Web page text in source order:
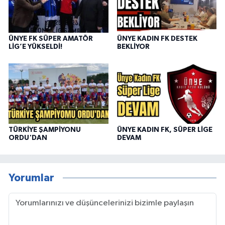
ÜNYE FK SÜPER AMATÖR
LİG’E YÜKSELDİ!
ÜNYE KADIN FK DESTEK
BEKLİYOR
TÜRKİYE ŞAMPİYONU
ORDU'DAN
ÜNYE KADIN FK, SÜPER LİGE
DEVAM
Yorumlar